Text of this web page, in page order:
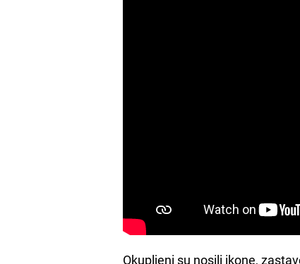
Okupljeni su nosili ikone,